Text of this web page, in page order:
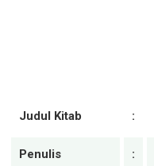
Judul Kitab :
Penulis :